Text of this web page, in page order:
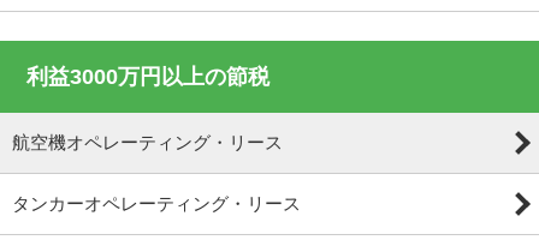
利益3000万円以上の節税
航空機オペレーティング・リース
タンカーオペレーティング・リース